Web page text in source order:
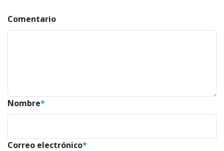
Comentario
Nombre*
Correo electrónico*